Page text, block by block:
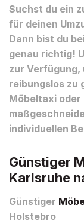
Suchst du ein
für deinen
Dann bist du
genau richtig!
zur Verfügung,
reibungslos zu
Möbeltaxi
individuellen
Günstiger
Karlsruhe
Günstiger
Holstebro